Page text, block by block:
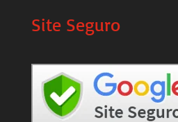
Site Seguro